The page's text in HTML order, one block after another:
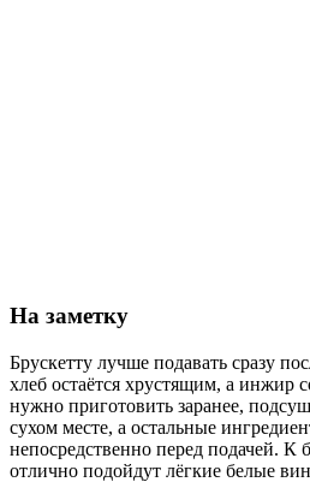
На заметку
Брускетту лучше подавать сразу
хлеб остаётся хрустящим, а инжир
нужно приготовить заранее,
сухом месте, а остальные
непосредственно перед подачей. К
отлично подойдут лёгкие белые